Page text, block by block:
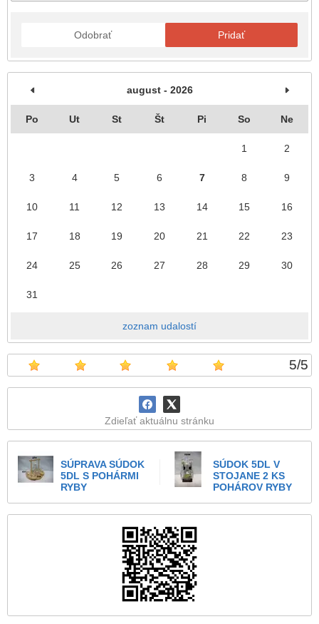
Odobrať Pridať
august - 2026
Po Ut St Št Pi So Ne
1 2
3 4 5 6 7 8 9
10 11 12 13 14 15 16
17 18 19 20 21 22 23
24 25 26 27 28 29 30
31
zoznam udalostí
5/5
Zdieľať aktuálnu stránku
SÚPRAVA SÚDOK
5DL S POHÁRMI
RYBY
SÚDOK 5DL V
STOJANE 2 KS
POHÁROV RYBY